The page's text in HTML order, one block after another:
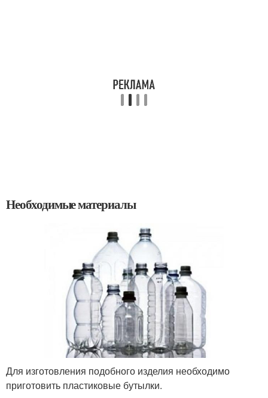
Необходимые материалы
Для изготовления подобного изделия необходимо
приготовить пластиковые бутылки.